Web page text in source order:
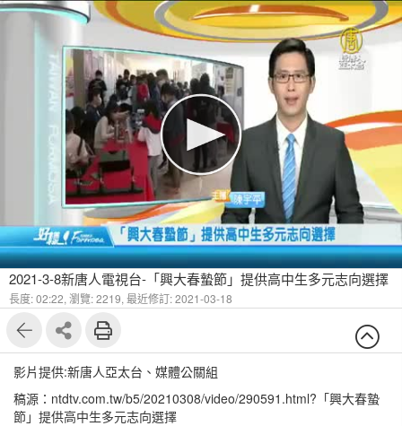
2021-3-8新唐人電視台-「興大春蟄節」提供高中生多元志向選擇
長度: 02:22, 瀏覽: 2219, 最近修訂: 2021-03-18
影片提供:新唐人亞太台、媒體公關組
稿源：ntdtv.com.tw/b5/20210308/video/290591.html?「興大春蟄
節」提供高中生多元志向選擇